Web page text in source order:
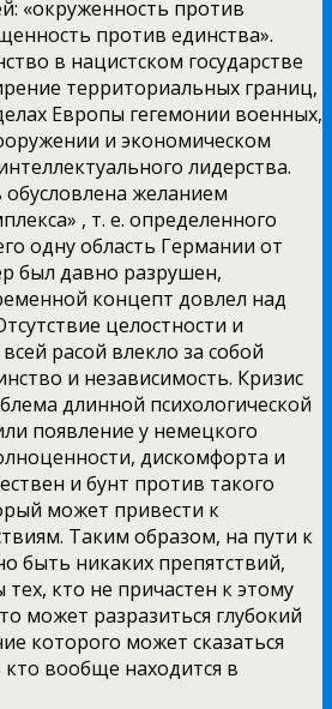
«окруженность против
против единства».
в нацистском государстве
территориальных границ,
Европы гегемонии военных,
и экономическом
лидерства.
обусловлена желанием
, т. е. определенного
одну область Германии от
был давно разрушен,
концепт довлел над
целостности и
расой влекло за собой
и независимость. Кризис
длинной психологической
появление у немецкого
дискомфорта и
и бунт против такого
может привести к
Таким образом, на пути к
быть никаких препятствий,
кто не причастен к этому
может разразиться глубокий
которого может сказаться
кто вообще находится в